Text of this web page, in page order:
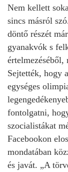
Nem kellett
sincs másról
döntő részét
gyanakvók s
Sejtették, hogy
egységes
fontolgatni,
szocialistákat
Facebookon
mondatában
és javát. „A